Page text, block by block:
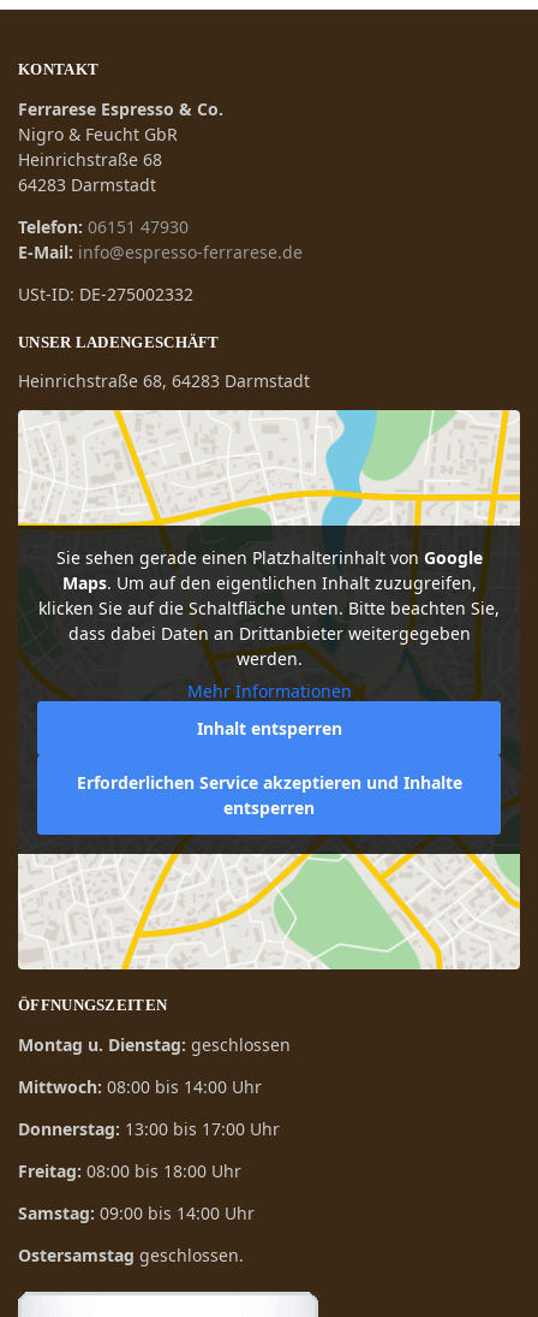
KONTAKT
Ferrarese Espresso & Co.
Nigro & Feucht GbR
Heinrichstraße 68
64283 Darmstadt
Telefon: 06151 47930
E-Mail: info@espresso-ferrarese.de
USt-ID: DE-275002332
UNSER LADENGESCHÄFT
Heinrichstraße 68, 64283 Darmstadt
Sie sehen gerade einen Platzhalterinhalt von Google
Maps. Um auf den eigentlichen Inhalt zuzugreifen,
klicken Sie auf die Schaltfläche unten. Bitte beachten Sie,
dass dabei Daten an Drittanbieter weitergegeben
werden.
Mehr Informationen
Inhalt entsperren
Erforderlichen Service akzeptieren und Inhalte
entsperren
ÖFFNUNGSZEITEN
Montag u. Dienstag: geschlossen
Mittwoch: 08:00 bis 14:00 Uhr
Donnerstag: 13:00 bis 17:00 Uhr
Freitag: 08:00 bis 18:00 Uhr
Samstag: 09:00 bis 14:00 Uhr
Ostersamstag geschlossen.